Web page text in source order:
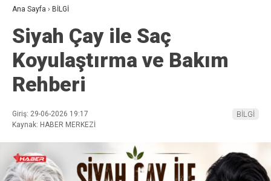
Ana Sayfa › BİLGİ
Siyah Çay ile Saç
Koyulaştırma ve Bakım
Rehberi
Giriş: 29-06-2026 19:17
Kaynak: HABER MERKEZİ
BİLGİ